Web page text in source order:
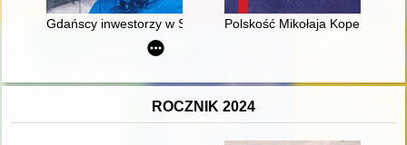
Gdańscy inwestorzy w Sopocie : prestiż finansowy i
Polskość Mikołaja Kopernika z
ROCZNIK 2024